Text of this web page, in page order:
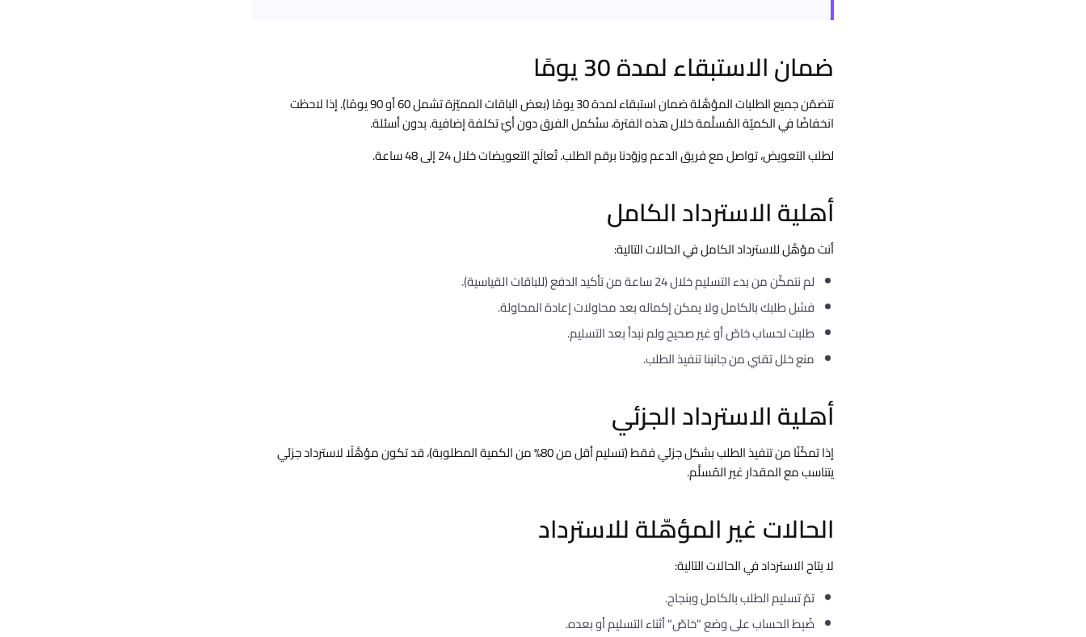
ضمان الاستبقاء لمدة 30 يومًا
تتضمّن جميع الطلبات المؤهَّلة ضمان استبقاء لمدة 30 يومًا (بعض الباقات المميّزة تشمل 60 أو 90 يومًا). إذا لاحظت
انخفاضًا في الكميّة المُسلَّمة خلال هذه الفترة، سنُكمل الفرق دون أيّ تكلفة إضافية. بدون أسئلة.
لطلب التعويض، تواصل مع فريق الدعم وزوّدنا برقم الطلب. تُعالَج التعويضات خلال 24 إلى 48 ساعة.
أهلية الاسترداد الكامل
أنت مؤهَّل للاسترداد الكامل في الحالات التالية:
لم نتمكّن من بدء التسليم خلال 24 ساعة من تأكيد الدفع (للباقات القياسية).
فشل طلبك بالكامل ولا يمكن إكماله بعد محاولات إعادة المحاولة.
طلبت لحساب خاصّ أو غير صحيح ولم نبدأ بعد التسليم.
منع خلل تقني من جانبنا تنفيذ الطلب.
أهلية الاسترداد الجزئي
إذا تمكّنّا من تنفيذ الطلب بشكل جزئي فقط (تسليم أقل من 80% من الكمية المطلوبة)، قد تكون مؤهَّلًا لاسترداد جزئي
يتناسب مع المقدار غير المُسلَّم.
الحالات غير المؤهّلة للاسترداد
لا يتاح الاسترداد في الحالات التالية:
تمّ تسليم الطلب بالكامل وبنجاح.
ضُبِط الحساب على وضع "خاصّ" أثناء التسليم أو بعده.